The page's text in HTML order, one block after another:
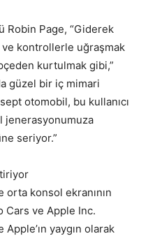
Robin Page, “Giderek
kontrollerle uğraşmak
kurtulmak gibi,”
güzel bir iç mimari
otomobil, bu kullanıcı
jenerasyonumuza
seriyor.”
orta konsol ekranının
Cars ve Apple Inc.
yaygın olarak